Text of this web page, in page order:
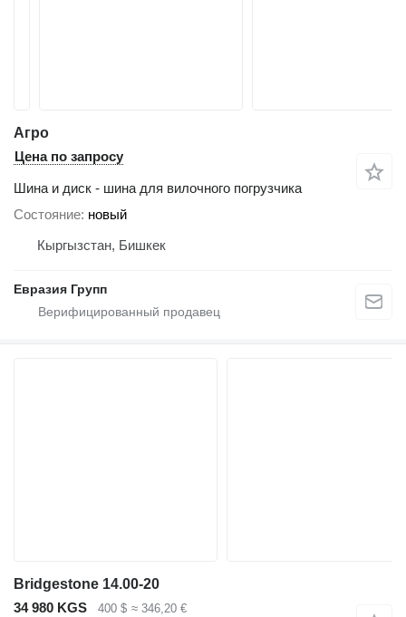
Агро
Цена по запросу
Шина и диск - шина для вилочного погрузчика
Состояние новый
Кыргызстан, Бишкек
Евразия Групп
Bridgestone 14.00-20
34 980 KGS
400 $ ≈ 346,20 €